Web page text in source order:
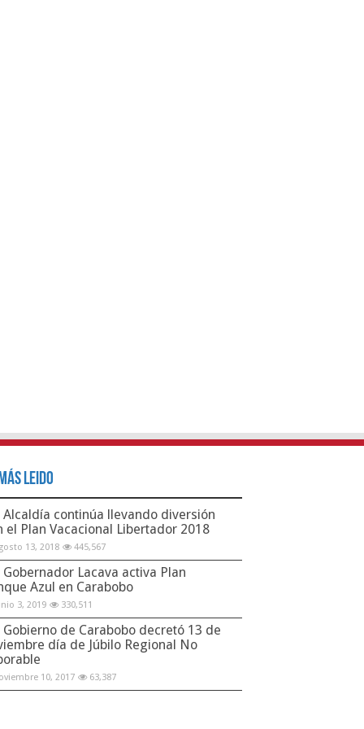
Leido
Alcaldía continúa llevando diversión
el Plan Vacacional Libertador 2018
13, 2018 445,567
Gobernador Lacava activa Plan
Azul en Carabobo
3, 2019 330,511
Gobierno de Carabobo decretó 13 de
día de Júbilo Regional No
10, 2017 63,387